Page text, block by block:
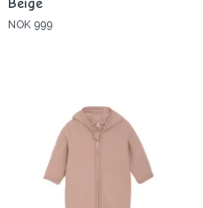
Beige
NOK 999